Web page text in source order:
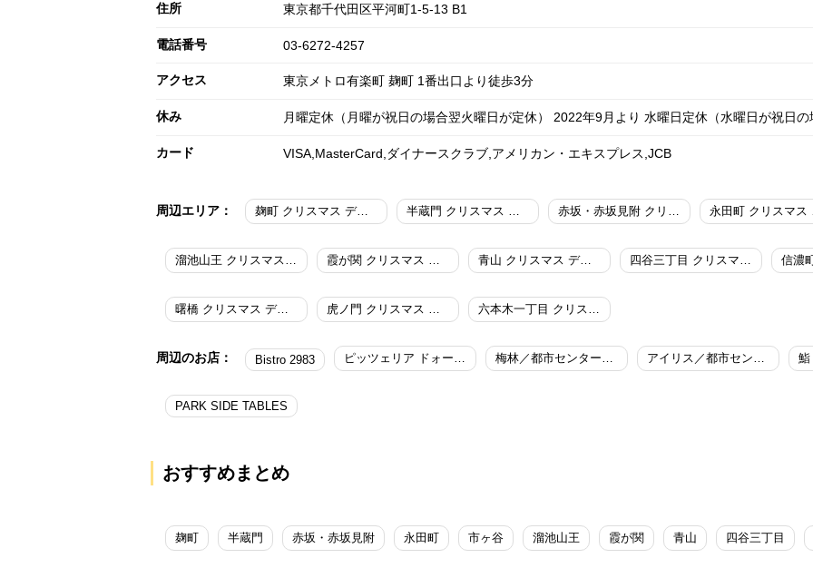
住所 東京都千代田区平河町1-5-13 B1
電話番号 03-6272-4257
アクセス 東京メトロ有楽町 麹町 1番出口より徒歩3分
休み 月曜定休（月曜が祝日の場合翌火曜日が定休） 2022年9月より 水曜日定休（水曜日が祝日の
カード VISA,MasterCard,ダイナースクラブ,アメリカン・エキスプレス,JCB
周辺エリア： 麹町 クリスマス ディナー 半蔵門 クリスマス ディナー 赤坂・赤坂見附 クリスマス ディナー 永
溜池山王 クリスマス ディナー 霞が関 クリスマス ディナー 青山 クリスマス ディナー 四谷三丁目 クリスマス ディナー
曙橋 クリスマス ディナー 虎ノ門 クリスマス ディナー 六本木一丁目 クリスマス ディナー
周辺のお店： Bistro 2983 ピッツェリア ドォーロ 麹町店 梅林／都市センターホテル アイリス／都市センターホテル 鮨
PARK SIDE TABLES
おすすめまとめ
麹町 半蔵門 赤坂・赤坂見附 永田町 市ヶ谷 溜池山王 霞が関 青山 四谷三丁目